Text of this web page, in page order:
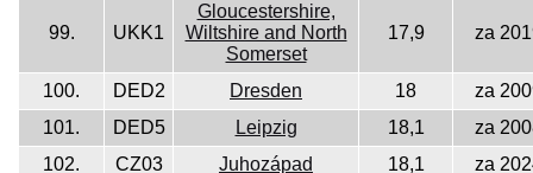
99. UKK1
Gloucestershire,
Wiltshire and North
Somerset
17,9 za
100. DED2 Dresden 18
za
101.
DED5 Leipzig 18,1
za
102.
CZ03 Juhozápad 18,1 za